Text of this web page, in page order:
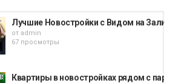
Лучшие Новостройки с Видом на Залив!
от admin
67 просмотры
Квартиры в новостройках рядом с